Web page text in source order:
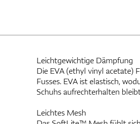
Leichtgewichtige Dämpfung
Die EVA (ethyl vinyl acetate)
Fusses. EVA ist elastisch,
Schuhs aufrechterhalten
Leichtes Mesh